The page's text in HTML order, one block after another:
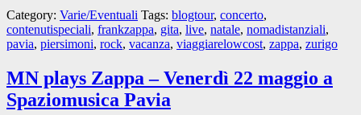
Category: Varie/Eventuali Tags: blogtour, concerto,
contenutispeciali, frankzappa, gita, live, natale, nomadistanziali,
pavia, piersimoni, rock, vacanza, viaggiarelowcost, zappa, zurigo
MN plays Zappa – Venerdì 22 maggio a
Spaziomusica Pavia